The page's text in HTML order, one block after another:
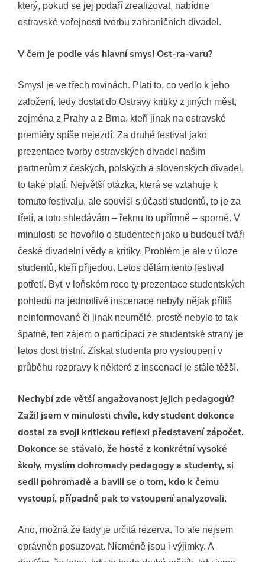
který, pokud se jej podaří zrealizovat, nabídne
ostravské veřejnosti tvorbu zahraničních divadel.
V čem je podle vás hlavní smysl Ost-ra-varu?
Smysl je ve třech rovinách. Platí to, co vedlo k jeho
založení, tedy dostat do Ostravy kritiky z jiných měst,
zejména z Prahy a z Brna, kteří jinak na ostravské
premiéry spíše nejezdí. Za druhé festival jako
prezentace tvorby ostravských divadel našim
partnerům z českých, polských a slovenských divadel,
to také platí. Největší otázka, která se vztahuje k
tomuto festivalu, ale souvisí s účastí studentů, to je za
třetí, a toto shledávám – řeknu to upřímně – sporné. V
minulosti se hovořilo o studentech jako u budoucí tváři
české divadelní vědy a kritiky. Problém je ale v úloze
studentů, kteří přijedou. Letos dělám tento festival
potřetí. Byť v loňském roce ty prezentace studentských
pohledů na jednotlivé inscenace nebyly nějak příliš
neinformované či jinak neumělé, prostě nebylo to tak
špatné, ten zájem o participaci ze studentské strany je
letos dost tristní. Získat studenta pro vystoupení v
průběhu rozpravy k některé z inscenací je stále těžší.
Nechybí zde větší angažovanost jejich pedagogů?
Zažil jsem v minulosti chvíle, kdy student dokonce
dostal za svoji kritickou reflexi představení zápočet.
Dokonce se stávalo, že hosté z konkrétní vysoké
školy, myslím dohromady pedagogy a studenty, si
sedli pohromadě a bavili se o tom, kdo k čemu
vystoupí, případně pak to vstoupení analyzovali.
Ano, možná že tady je určitá rezerva. To ale nejsem
oprávněn posuzovat. Nicméně jsou i výjimky. A